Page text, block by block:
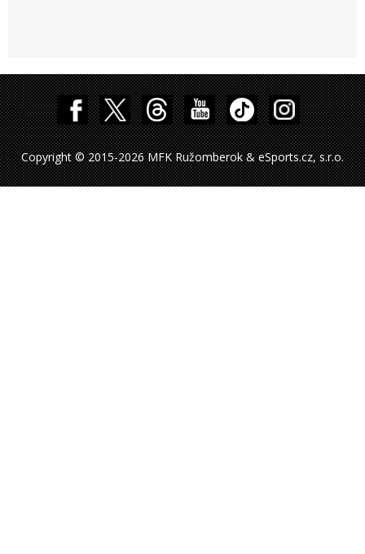
Copyright © 2015-2026 MFK Ružomberok & eSports.cz, s.r.o.